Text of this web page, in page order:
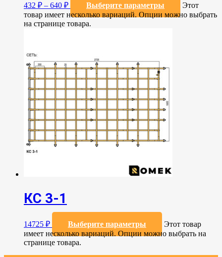
432 ₽ – 640 ₽ Выберите параметры
Этот
товар имеет несколько вариаций. Опции можно выбрать
на странице товара.
КС 3-1
14725 ₽ Выберите параметры
Этот товар
имеет несколько вариаций. Опции можно выбрать на
странице товара.